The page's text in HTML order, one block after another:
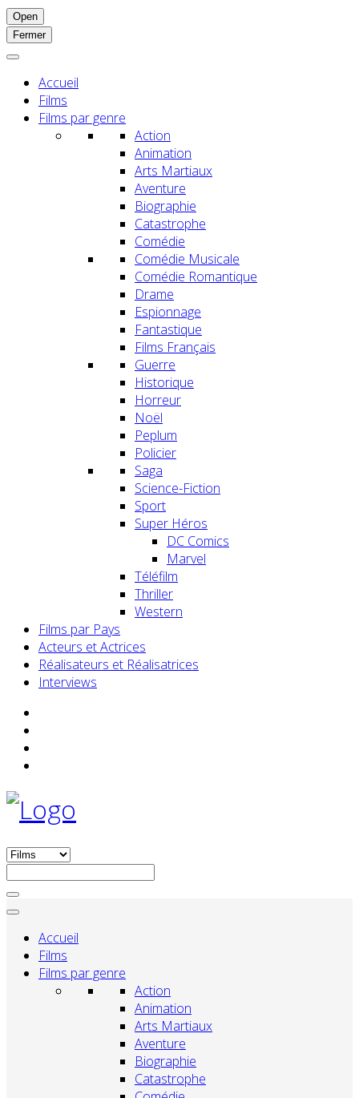
Open
Fermer
Accueil
Films
Films par genre
Action
Animation
Arts Martiaux
Aventure
Biographie
Catastrophe
Comédie
Comédie Musicale
Comédie Romantique
Drame
Espionnage
Fantastique
Films Français
Guerre
Historique
Horreur
Noël
Peplum
Policier
Saga
Science-Fiction
Sport
Super Héros
DC Comics
Marvel
Téléfilm
Thriller
Western
Films par Pays
Acteurs et Actrices
Réalisateurs et Réalisatrices
Interviews
Accueil
Films
Films par genre
Action
Animation
Arts Martiaux
Aventure
Biographie
Catastrophe